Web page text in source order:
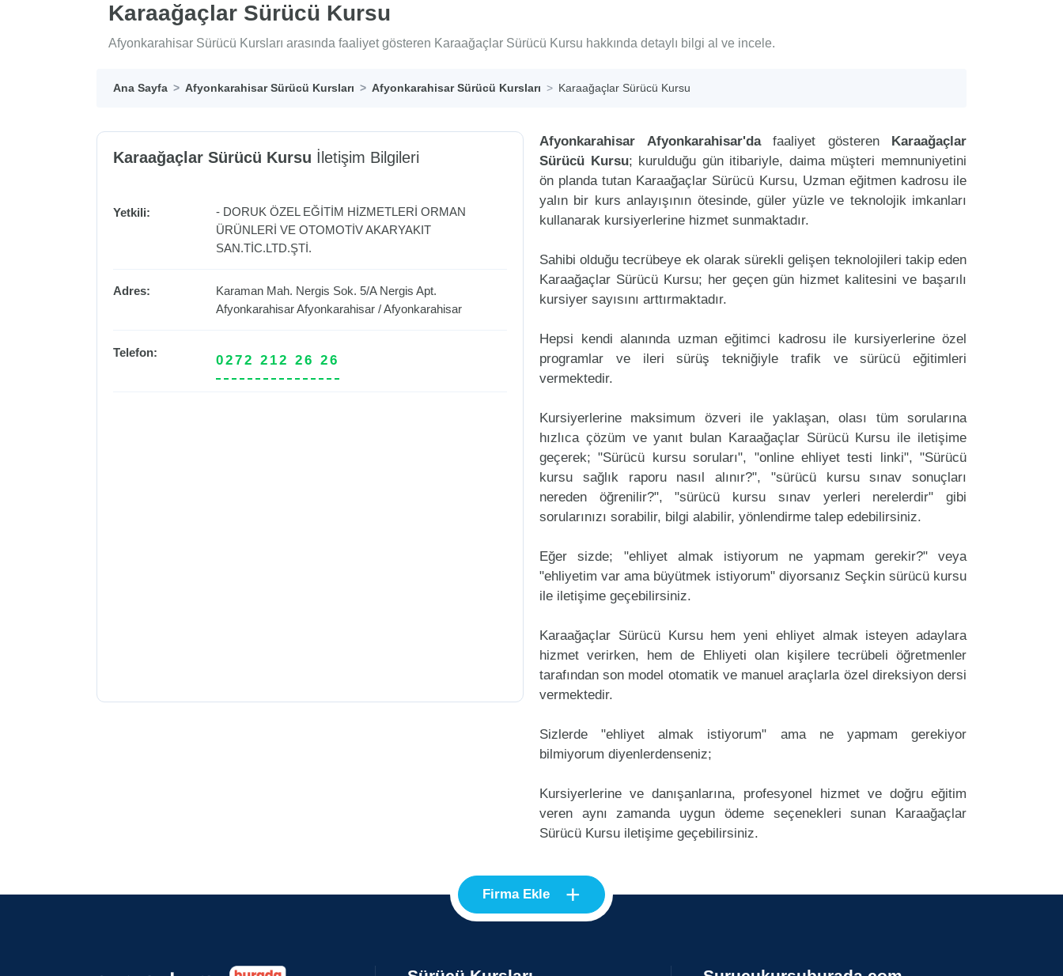
Karaağaçlar Sürücü Kursu
Afyonkarahisar Sürücü Kursları arasında faaliyet gösteren Karaağaçlar Sürücü Kursu hakkında detaylı bilgi al ve incele.
Ana Sayfa Afyonkarahisar Sürücü Kursları Afyonkarahisar Sürücü Kursları Karaağaçlar Sürücü Kursu
Karaağaçlar Sürücü Kursu İletişim Bilgileri
Yetkili:
- DORUK ÖZEL EĞİTİM HİZMETLERİ ORMAN
ÜRÜNLERİ VE OTOMOTİV AKARYAKIT
SAN.TİC.LTD.ŞTİ.
Adres:
Karaman Mah. Nergis Sok. 5/A Nergis Apt.
AfyonkarahisarAfyonkarahisar/Afyonkarahisar
Telefon:
0272 212 26 26
Afyonkarahisar Afyonkarahisar'dafaaliyet gösteren
Karaağaçlar
Sürücü Kursu; kurulduğu gün itibariyle, daima müşteri memnuniyetini
ön planda tutan Karaağaçlar Sürücü Kursu, Uzman eğitmen kadrosu ile
yalın bir kurs anlayışının ötesinde, güler yüzle ve teknolojik imkanları
kullanarak kursiyerlerine hizmet sunmaktadır.
Sahibi olduğu tecrübeye ek olarak sürekli gelişen teknolojileri takip eden
Karaağaçlar Sürücü Kursu; her geçen gün hizmet kalitesini ve başarılı
kursiyer sayısını arttırmaktadır.
Hepsi kendi alanında uzman eğitimci kadrosu ile kursiyerlerine özel
programlar ve ileri sürüş tekniğiyle trafik ve sürücü eğitimleri
vermektedir.
Kursiyerlerine maksimum özveri ile yaklaşan, olası tüm sorularına
hızlıca çözüm ve yanıt bulan Karaağaçlar Sürücü Kursu ile iletişime
geçerek; "Sürücü kursu soruları", "online ehliyet testi linki", "Sürücü
kursu sağlık raporu nasıl alınır?", "sürücü kursu sınav sonuçları
nereden öğrenilir?", "sürücü kursu sınav yerleri nerelerdir" gibi
sorularınızı sorabilir, bilgi alabilir, yönlendirme talep edebilirsiniz.
Eğer sizde; "ehliyet almak istiyorum ne yapmam gerekir?" veya
"ehliyetim var ama büyütmek istiyorum" diyorsanız Seçkin sürücü kursu
ile iletişime geçebilirsiniz.
Karaağaçlar Sürücü Kursu hem yeni ehliyet almak isteyen adaylara
hizmet verirken, hem de Ehliyeti olan kişilere tecrübeli öğretmenler
tarafından son model otomatik ve manuel araçlarla özel direksiyon dersi
vermektedir.
Sizlerde "ehliyet almak istiyorum" ama ne yapmam gerekiyor
bilmiyorum diyenlerdenseniz;
Kursiyerlerine ve danışanlarına, profesyonel hizmet ve doğru eğitim
veren aynı zamanda uygun ödeme seçenekleri sunan Karaağaçlar
Sürücü Kursu iletişime geçebilirsiniz.
Firma Ekle +